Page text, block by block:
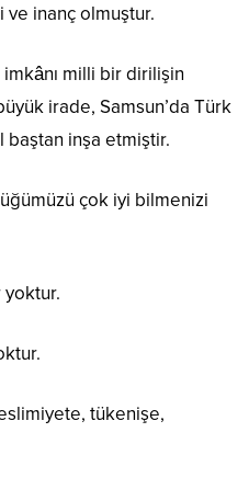
inanç olmuştur.
imkânı milli bir dirilişin
irade, Samsun’da Türk
inşa etmiştir.
çok iyi bilmenizi
yoktur.
tükenişe,